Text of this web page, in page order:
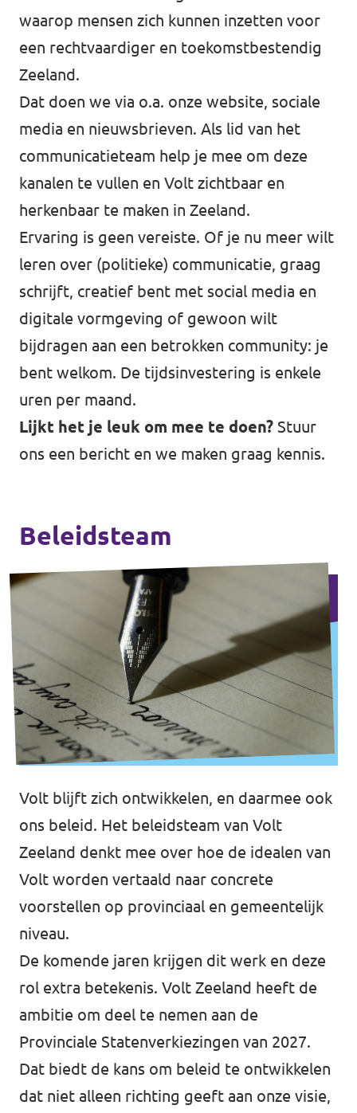
waarop mensen zich kunnen inzetten voor
een rechtvaardiger en toekomstbestendig
Zeeland.
Dat doen we via o.a. onze website, sociale
media en nieuwsbrieven. Als lid van het
communicatieteam help je mee om deze
kanalen te vullen en Volt zichtbaar en
herkenbaar te maken in Zeeland.
Ervaring is geen vereiste. Of je nu meer wilt
leren over (politieke) communicatie, graag
schrijft, creatief bent met social media en
digitale vormgeving of gewoon wilt
bijdragen aan een betrokken community: je
bent welkom. De tijdsinvestering is enkele
uren per maand.
Lijkt het je leuk om mee te doen? Stuur
ons een bericht en we maken graag kennis.
Beleidsteam
Volt blijft zich ontwikkelen, en daarmee ook
ons beleid. Het beleidsteam van Volt
Zeeland denkt mee over hoe de idealen van
Volt worden vertaald naar concrete
voorstellen op provinciaal en gemeentelijk
niveau.
De komende jaren krijgen dit werk en deze
rol extra betekenis. Volt Zeeland heeft de
ambitie om deel te nemen aan de
Provinciale Statenverkiezingen van 2027.
Dat biedt de kans om beleid te ontwikkelen
dat niet alleen richting geeft aan onze visie,